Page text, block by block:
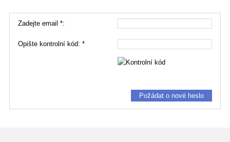
Zadejte email *:
Opište kontrolní kód: *